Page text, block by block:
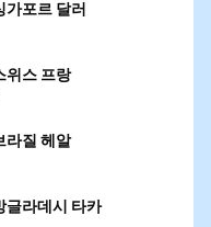
포르 달러
위스 프랑
라질 헤알
라데시 타카